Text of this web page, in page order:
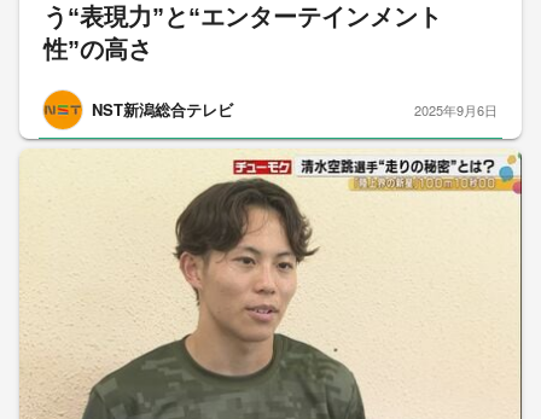
う“表現力”と“エンターテインメント
性”の高さ
NST新潟総合テレビ 2025年9月6日